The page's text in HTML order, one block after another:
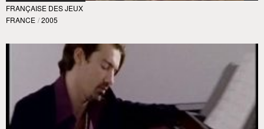
FRANÇAISE DES JEUX
FRANCE / 2005